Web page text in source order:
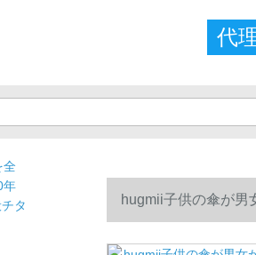
代
hugmii子供の傘が男
均サズに似ています。